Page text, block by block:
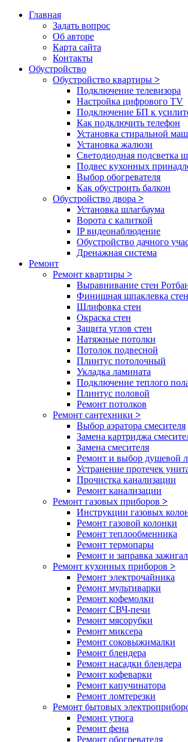
Главная
Задать вопрос
Об авторе
Карта сайта
Контакты
Обустройство
Обустройство квартиры >
Подключение телевизора
Настройка цифрового TV
Подключение БП к
Как подключить телефон
Установка стиральной
Установка жалюзи
Светодиодная подсветка
Подвес кухонных
Выбор обогревателя
Как обустроить балкон
Обустройство двора >
Установка шлагбаума
Ворота с калиткой
IP видеонаблюдение
Обустройство дачного
Дренажная система
Ремонт
Ремонт квартиры >
Выравнивание стен
Финишная шпаклевка стен
Шлифовка стен
Окраска стен
Защита углов стен
Натяжные потолки
Потолок подвесной
Плинтус потолочный
Укладка ламината
Подключение теплого
Плинтус половой
Ремонт потолков
Ремонт сантехники >
Выбор аэратора смесителя
Замена картриджа
Замена смесителя
Ремонт и выбор душевой
Устранение протечек
Прочистка канализации
Ремонт канализации
Ремонт газовых приборов >
Инструкции газовых
Ремонт газовой колонки
Ремонт теплообменника
Ремонт термопары
Ремонт и заправка
Ремонт кухонных приборов >
Ремонт электрочайника
Ремонт мультиварки
Ремонт кофемолки
Ремонт СВЧ-печи
Ремонт мясорубки
Ремонт миксера
Ремонт соковыжималки
Ремонт блендера
Ремонт насадки блендера
Ремонт кофеварки
Ремонт капучинатора
Ремонт ломтерезки
Ремонт бытовых
Ремонт утюга
Ремонт фена
Ремонт обогревателя